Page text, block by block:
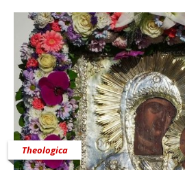
Theologica